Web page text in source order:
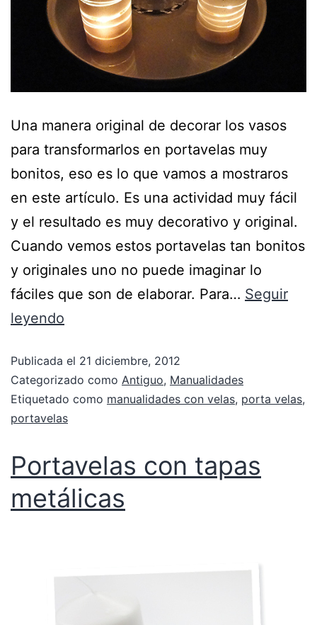
Una manera original de decorar los vasos
para transformarlos en portavelas muy
bonitos, eso es lo que vamos a mostraros
en este artículo. Es una actividad muy fácil
y el resultado es muy decorativo y original.
Cuando vemos estos portavelas tan bonitos
y originales uno no puede imaginar lo
fáciles que son de elaborar. Para… Seguir
leyendo
Publicada el 21 diciembre, 2012
Categorizado como Antiguo, Manualidades
Etiquetado como manualidades con velas, porta velas,
portavelas
Portavelas con tapas
metálicas